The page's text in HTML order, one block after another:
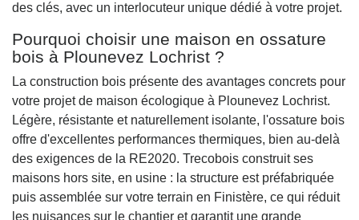
des clés, avec un interlocuteur unique dédié à votre projet.
Pourquoi choisir une maison en ossature
bois à Plounevez Lochrist ?
La construction bois présente des avantages concrets pour
votre projet de maison écologique à Plounevez Lochrist.
Légère, résistante et naturellement isolante, l'ossature bois
offre d'excellentes performances thermiques, bien au-delà
des exigences de la RE2020. Trecobois construit ses
maisons hors site, en usine : la structure est préfabriquée
puis assemblée sur votre terrain en Finistère, ce qui réduit
les nuisances sur le chantier et garantit une grande